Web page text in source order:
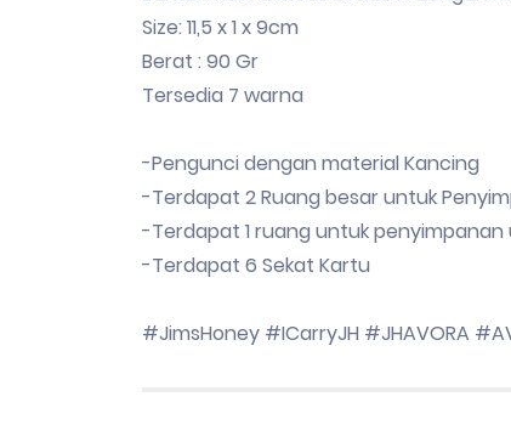
Size: 11,5 x 1 x 9cm
Berat : 90 Gr
Tersedia 7 warna
-Pengunci dengan material Kancing
-Terdapat 2 Ruang besar untuk
-Terdapat 1 ruang untuk
-Terdapat 6 Sekat Kartu
#JimsHoney #ICarryJH #JHAVORA